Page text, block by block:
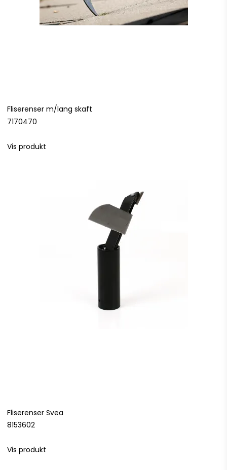
Fliserenser m/lang skaft
7170470
Vis produkt
Fliserenser Svea
8153602
Vis produkt